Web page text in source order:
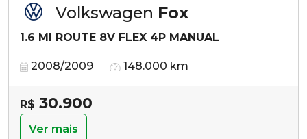
Volkswagen Fox
1.6 MI ROUTE 8V FLEX 4P MANUAL
2008/2009 148.000 km
R$ 30.900
Ver mais